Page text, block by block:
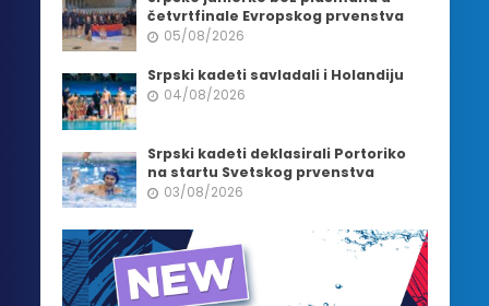
četvrtfinale Evropskog prvenstva
05/08/2026
Srpski kadeti savladali i Holandiju
04/08/2026
Srpski kadeti deklasirali Portoriko
na startu Svetskog prvenstva
03/08/2026